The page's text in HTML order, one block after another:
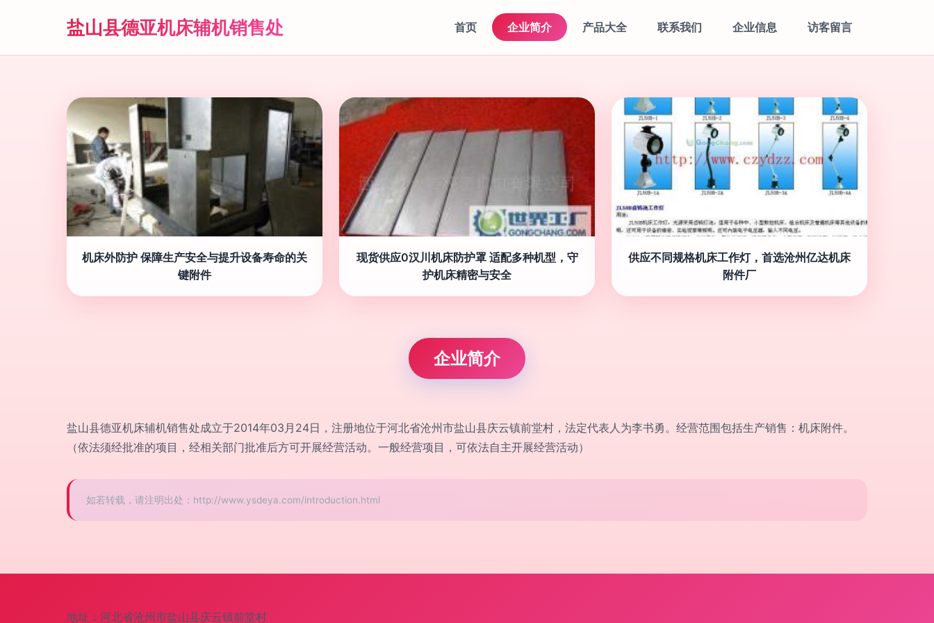
盐山县德亚机床辅机销售处 首页 企业简介 产品大全 联系我们 企业信息 访客留言
机床外防护 保障生产安全与提升设备寿命的关
键附件
现货供应0汉川机床防护罩 适配多种机型，守
护机床精密与安全
供应不同规格机床工作灯，首选沧州亿达机床
附件厂
企业简介
盐山县德亚机床辅机销售处成立于2014年03月24日，注册地位于河北省沧州市盐山县庆云镇前堂村，法定代表人为李书勇。经营范围包括生产销售：机床附件。
（依法须经批准的项目，经相关部门批准后方可开展经营活动。一般经营项目，可依法自主开展经营活动）
如若转载，请注明出处：http://www.ysdeya.com/introduction.html
地址：河北省沧州市盐山县庆云镇前堂村